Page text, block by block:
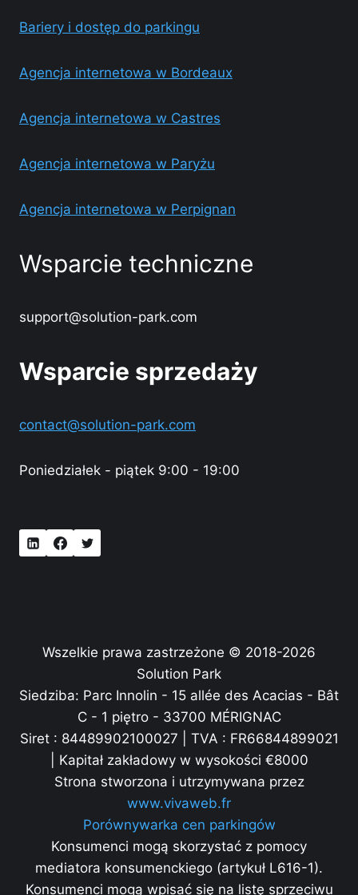
Bariery i dostęp do parkingu
Agencja internetowa w Bordeaux
Agencja internetowa w Castres
Agencja internetowa w Paryżu
Agencja internetowa w Perpignan
Wsparcie techniczne
support@solution-park.com
Wsparcie sprzedaży
contact@solution-park.com
Poniedziałek - piątek 9:00 - 19:00
Wszelkie prawa zastrzeżone © 2018-2026
Solution Park
Siedziba: Parc Innolin - 15 allée des Acacias - Bât
C - 1 piętro - 33700 MÉRIGNAC
Siret : 84489902100027 | TVA : FR66844899021
| Kapitał zakładowy w wysokości €8000
Strona stworzona i utrzymywana przez
www.vivaweb.fr
Porównywarka cen parkingów
Konsumenci mogą skorzystać z pomocy
mediatora konsumenckiego (artykuł L616-1).
Konsumenci mogą wpisać się na listę sprzeciwu